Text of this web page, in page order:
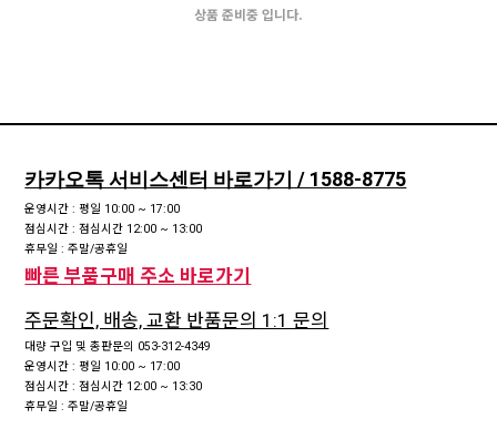
상품 준비중 입니다.
카카오톡 서비스센터 바로가기 / 1588-8775
운영시간 : 평일 10:00 ~ 17:00
점심시간 : 점심시간 12:00 ~ 13:00
휴무일 : 주말/공휴일
빠른 부품구매 주소 바로가기
주문확인, 배송, 교환 반품문의 1:1 문의
대량 구입 및 총판문의 053-312-4349
운영시간 : 평일 10:00 ~ 17:00
점심시간 : 점심시간 12:00 ~ 13:30
휴무일 : 주말/공휴일